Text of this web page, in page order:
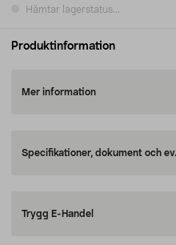
Hämtar lagerstatus...
Produktinformation
Mer information
Specifikationer, dokument och
Trygg E-Handel